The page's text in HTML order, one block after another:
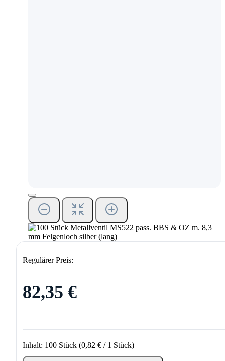
Regulärer Preis:
82,35 €
Inhalt: 100 Stück (0,82 € / 1 Stück)